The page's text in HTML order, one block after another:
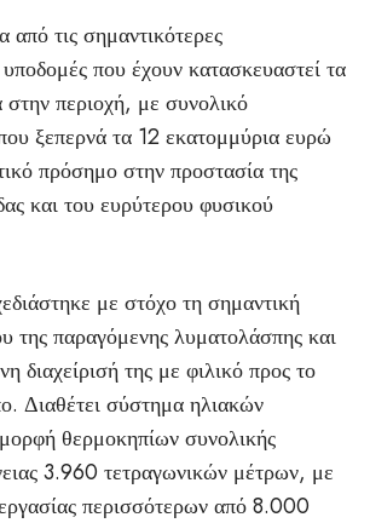
από τις σημαντικότερες
υποδομές που έχουν κατασκευαστεί τα
στην περιοχή, με συνολικό
ξεπερνά τα 12 εκατομμύρια ευρώ
πρόσημο στην προστασία της
και του ευρύτερου φυσικού
με στόχο τη σημαντική
της παραγόμενης λυματολάσπης και
διαχείρισή της με φιλικό προς το
Διαθέτει σύστημα ηλιακών
θερμοκηπίων συνολικής
3.960 τετραγωνικών μέτρων, με
περισσότερων από 8.000